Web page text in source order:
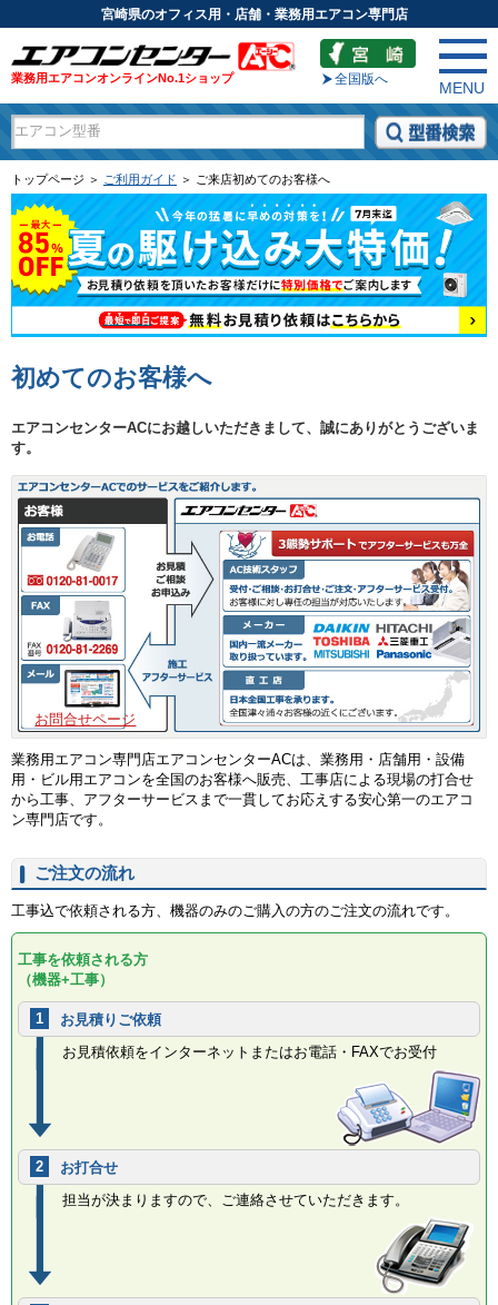
宮崎県のオフィス用・店舗・業務用エアコン専門店
業務用エアコンオンラインNo.1ショップ 全国版へ
MENU
トップページ ＞ ご利用ガイド ＞ ご来店初めてのお客様へ
初めてのお客様へ
エアコンセンターACにお越しいただきまして、誠にありがとうございま
す。
お問合せページ
業務用エアコン専門店エアコンセンターACは、業務用・店舗用・設備
用・ビル用エアコンを全国のお客様へ販売、工事店による現場の打合せ
から工事、アフターサービスまで一貫してお応えする安心第一のエアコ
ン専門店です。
ご注文の流れ
工事込で依頼される方、機器のみのご購入の方のご注文の流れです。
工事を依頼される方
（機器+工事）
1
お見積りご依頼
お見積依頼をインターネットまたはお電話・FAXでお受付
2
お打合せ
担当が決まりますので、ご連絡させていただきます。